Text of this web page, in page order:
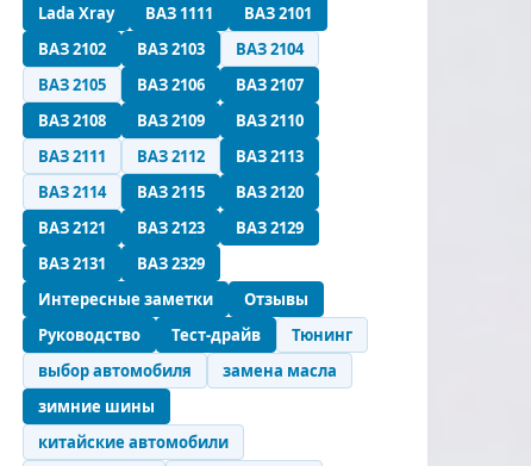
Lada Xray
ВАЗ 1111
ВАЗ 2101
ВАЗ 2102
ВАЗ 2103
ВАЗ 2104
ВАЗ 2105
ВАЗ 2106
ВАЗ 2107
ВАЗ 2108
ВАЗ 2109
ВАЗ 2110
ВАЗ 2111
ВАЗ 2112
ВАЗ 2113
ВАЗ 2114
ВАЗ 2115
ВАЗ 2120
ВАЗ 2121
ВАЗ 2123
ВАЗ 2129
ВАЗ 2131
ВАЗ 2329
Интересные заметки
Отзывы
Руководство
Тест-драйв
Тюнинг
выбор автомобиля
замена масла
зимние шины
китайские автомобили